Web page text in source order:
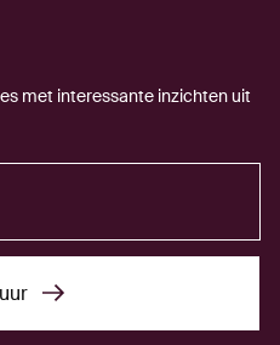
met interessante inzichten uit